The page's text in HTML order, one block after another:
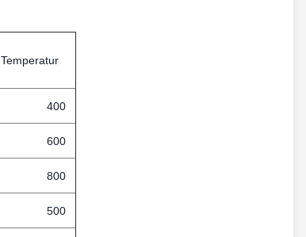
Temperatur
400
600
800
500